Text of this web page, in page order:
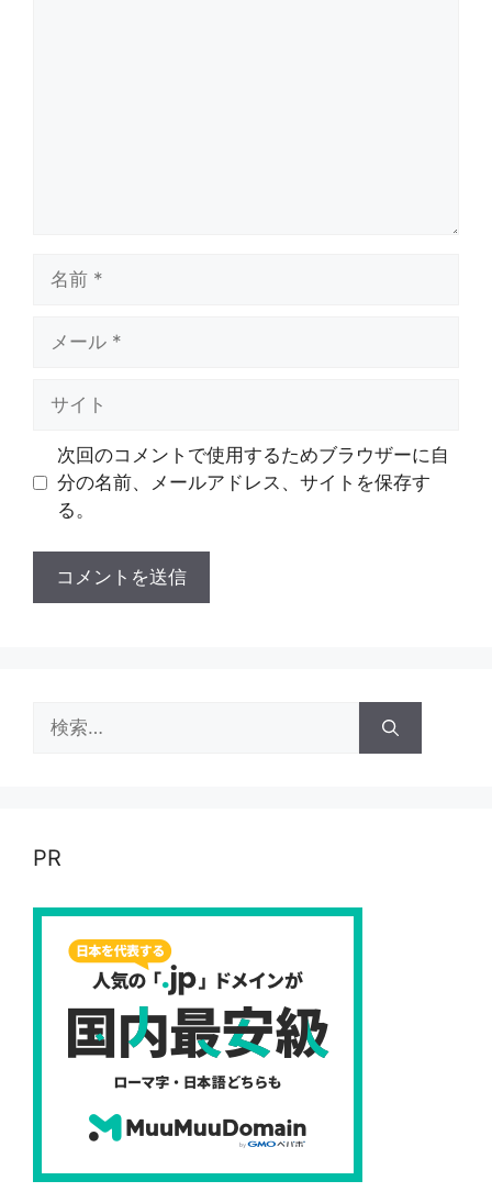
次回のコメントで使用するためブラウザーに自
分の名前、メールアドレス、サイトを保存す
る。
索:
PR